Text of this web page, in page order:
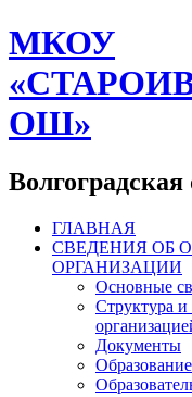
МКОУ
ОШ»
ГЛАВНАЯ
СВЕДЕНИЯ ОБ
ОРГАНИЗАЦИИ
Основные
Структура и
Документы
Образование